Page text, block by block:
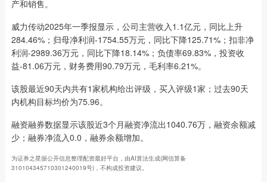
产和销售。
威力传动2025年一季报显示，公司主营收入1.1亿元，同比上升
284.46%；归母净利润-1754.55万元，同比下降125.71%；扣非净
利润-2989.36万元，同比下降18.14%；负债率69.83%，投资收
益-81.06万元，财务费用90.79万元，毛利率6.21%。
该股最近90天内共有1家机构给出评级，买入评级1家；过去90天
内机构目标均价为75.96。
融资融券数据显示该股近3个月融资净流出1040.76万，融资余额减
少；融券净流入0.0，融券余额增加。
为证券之星据公开信息整理配资最好平台，由AI算法生成(网信算备
310104345710301240019号)，不构成投资建议。